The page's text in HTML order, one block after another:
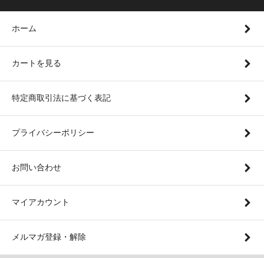
ホーム
カートを見る
特定商取引法に基づく表記
プライバシーポリシー
お問い合わせ
マイアカウント
メルマガ登録・解除